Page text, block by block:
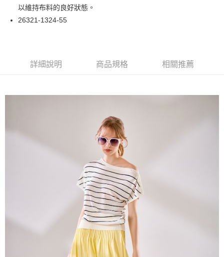
流程，驗證手機門號後，選擇欲分期的期數、繳款截止日，確認付款後即完
3.實際核准額度、可分期數及費用金額請依後續交易確認頁面所載為準。
【繳款方式說明】
1.分期款項不併入電信帳單，「大哥付你分期」於每月結算日後寄送繳費提
帳／街口支付／iPASS MONEY」等通路繳費。
1.本服務係由「台灣大哥大股份有限公司」（以下簡稱本公司）所提供，讓
用戶於交易時，得透過本服務購買商品或服務，並由商店將買賣／分期付款
買賣價金債權讓與本公司後，依約使用本公司帳單繳交帳款。
2.基於同意付款使用「大哥付你分期」之契約關係目的，商店將以您的個人
資料（包含姓名、電話或地址）提供予台灣大哥大進項蒐集、處理及利用，
由本公司與您本人進行分期帳單所需資料之確認、核對及更正。
3.完整用戶服務條款，請詳閱以下連結：https://oppay.tw/userRule
運送方式
付款後全家取貨
每筆NT$60，滿NT$1,000(含以上)免運費
每筆NT$80，滿NT$1,000(含以上)免運費
以維持布料的良好狀態。
26321-1324-55
詳細說明 商品規格 相關推薦